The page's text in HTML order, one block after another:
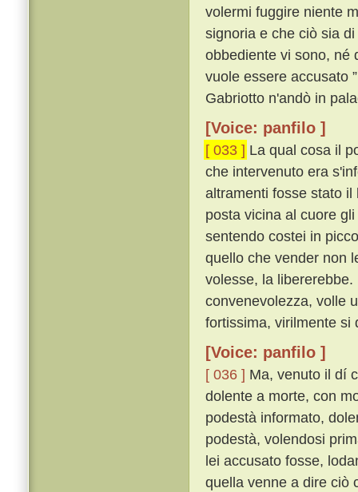
volermi fuggire niente
signoria e che ciò sia
obbediente vi sono, né
vuole essere accusato
Gabriotto n'andò in
[Voice: panfilo ]
[ 033 ] La qual cosa il
che intervenuto era
altramenti fosse stato
posta vicina al cuore
sentendo costei in
quello che vender non
volesse, la libererebbe.
convenevolezza, volle
fortissima, virilmente si
[Voice: panfilo ]
[ 036 ] Ma, venuto il dí
dolente a morte, con
podestà informato,
podestà, volendosi
lei accusato fosse,
quella venne a dire ciò